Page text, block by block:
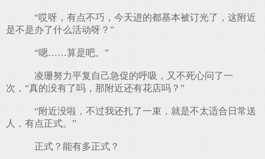
“哎呀，有点不巧，今天进的都基本被订光了，这附近
是不是办了什么活动呀？”
“嗯……算是吧。”
凌珊努力平复自己急促的呼吸，又不死心问了一
次，“真的没有了吗，那附近还有花店吗？”
“附近没啦，不过我还扎了一束，就是不太适合日常送
人，有点正式。”
正式？能有多正式？